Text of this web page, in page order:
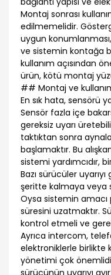
Montaj sonrası
edilmemelidir.
uygun
ve sistemin kontağa
kullanım açısından
ürün, kötü montaj
## Montaj ve
En sık hata, sensörü
Sensör fazla içe
gereksiz uyarı
taktıktan sonra
başlamaktır. Bu
sistemi yardımcıdır,
Bazı sürücüler
şeritte kalmaya veya
Oysa sistemin
süresini uzatmaktır.
kontrol etmeli ve
Ayrıca intercom,
elektroniklerle birlikte
yönetimi çok
sürücünün uyarıyı